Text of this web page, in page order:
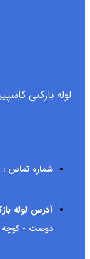
شماره تماس : ۰۹۱۲۷۶۰۹۵۰۰ آقای بهروز رجبی
آدرس لوله
دوست - کوچه